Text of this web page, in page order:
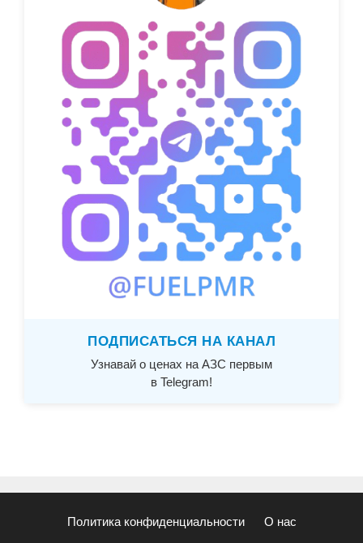
ПОДПИСАТЬСЯ НА КАНАЛ
Узнавай о ценах на АЗС первым
в Telegram!
Политика конфиденциальности О нас